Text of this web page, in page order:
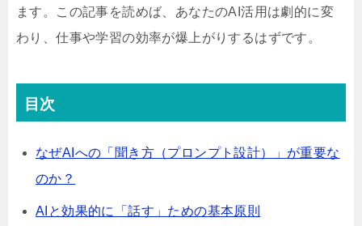
ます。この記事を読めば、あなたのAI活用は劇的に変
わり、仕事や学習の効率が爆上がりするはずです。
目次
なぜAIへの「聞き方（プロンプト設計）」が重要な
のか？
AIと効果的に「話す」ための基本原則